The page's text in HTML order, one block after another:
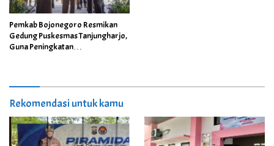
Pemkab Bojonegoro Resmikan
Gedung Puskesmas Tanjungharjo,
Guna Peningkatan
Rekomendasi untuk kamu